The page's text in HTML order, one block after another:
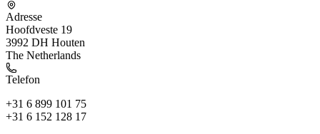
Adresse
Hoofdveste 19
3992 DH Houten
The Netherlands
Telefon
+31 6 899 101 75
+31 6 152 128 17